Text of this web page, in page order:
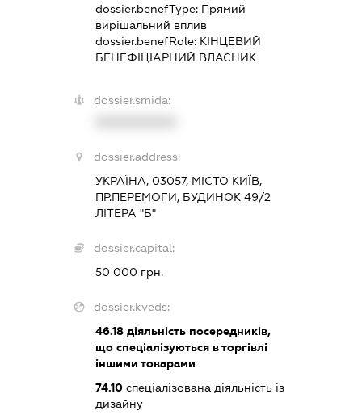
dossier.benefType: Прямий
вирішальний вплив
dossier.benefRole: КІНЦЕВИЙ
БЕНЕФІЦІАРНИЙ ВЛАСНИК
dossier.smida:
dossier.address:
УКРАЇНА, 03057, МІСТО КИЇВ,
ПР.ПЕРЕМОГИ, БУДИНОК 49/2
ЛІТЕРА "Б"
dossier.capital:
50 000 грн.
dossier.kveds:
46.18діяльність посередників,
що спеціалізуються в торгівлі
іншими товарами
74.10спеціалізована діяльність із
дизайну